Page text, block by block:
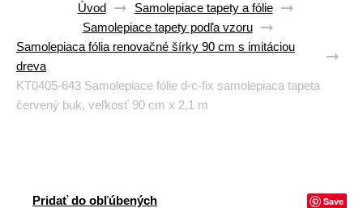
Úvod
Samolepiace tapety a fólie
Samolepiace tapety podľa vzoru
Samolepiaca fólia renovačné šírky 90 cm s imitáciou
dreva
KT0405-643 Samolepiace fólie d-c-fix samolepiaca tapeta
červený buk, veľkosť 90 cm x 2,1 m
Pridať do obľúbených Save